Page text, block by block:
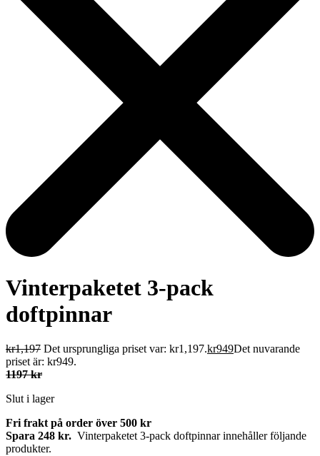
Vinterpaketet 3-pack
doftpinnar
kr1,197 Det ursprungliga priset var: kr1,197.kr949Det nuvarande
priset är: kr949.
1197 kr
Slut i lager
Fri frakt på order över 500 kr
Spara 248 kr. Vinterpaketet 3-pack doftpinnar innehåller följande
produkter.